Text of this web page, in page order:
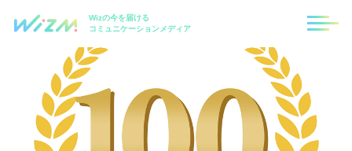
Wizの今を届ける
コミュニケーションメディア